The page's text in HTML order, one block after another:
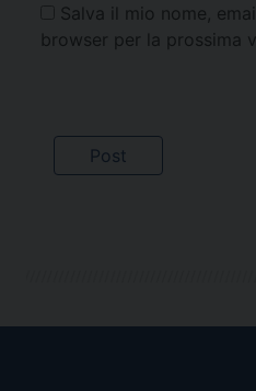
Salva il mio nome,
browser per la prossima